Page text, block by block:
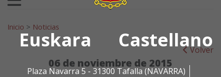
Euskara Castellano
Plaza Navarra 5 - 31300 Tafalla (NAVARRA)
Search for:
Inicio > Noticias
Volver
06 de noviembre de 2015